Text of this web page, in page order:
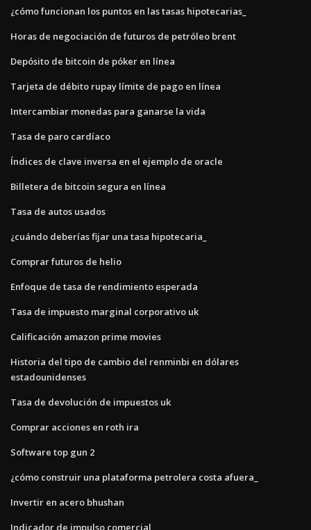
¿cómo funcionan los puntos en las tasas hipotecarias_
Horas de negociación de futuros de petróleo brent
Depósito de bitcoin de póker en línea
Tarjeta de débito rupay límite de pago en línea
Intercambiar monedas para ganarse la vida
Tasa de paro cardíaco
Índices de clave inversa en el ejemplo de oracle
Billetera de bitcoin segura en línea
Tasa de autos usados
¿cuándo deberías fijar una tasa hipotecaria_
Comprar futuros de helio
Enfoque de tasa de rendimiento esperada
Tasa de impuesto marginal corporativo uk
Calificación amazon prime movies
Historia del tipo de cambio del renminbi en dólares
estadounidenses
Tasa de devolución de impuestos uk
Comprar acciones en roth ira
Software top gun 2
¿cómo construir una plataforma petrolera costa afuera_
Invertir en acero bhushan
Indicador de impulso comercial